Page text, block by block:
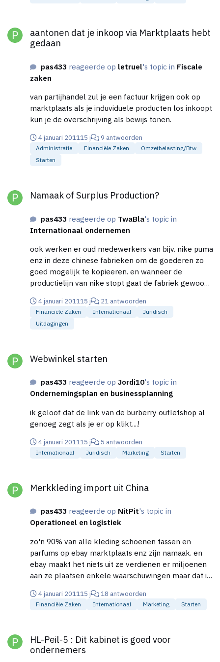
aantonen dat je inkoop via Marktplaats hebt
gedaan
pas433 reageerde op letruel's topic in Fiscale
zaken
van partijhandel zul je een factuur krijgen ook op
marktplaats als je induviduele producten los inkoopt
kun je de overschrijving als bewijs tonen.
4 januari 201115 j 9 antwoorden
Administratie Financiële Zaken
Omzetbelasting/btw
Starten
Namaak of Surplus Production?
pas433 reageerde op TwaBla's topic in
Internationaal ondernemen
ook werken er oud medewerkers van bijv. nike puma
enz in deze chinese fabrieken om de goederen zo
goed mogelijk te kopieeren. en wanneer de
productielijn van nike stopt gaat de fabriek gewoon
zonder tussenkomst van de grote merken op de
markt. zo is namaak bijna niet meer te
onderscheiden van origineel. want de namaak komt
4 januari 201115 j 21 antwoorden
Financiële Zaken Internationaal
Juridisch
Uitdagingen
Webwinkel starten
pas433 reageerde opJordi10's topic in
Ondernemingsplan en businessplanning
ik geloof dat de link van de burberry outletshop al
genoeg zegt als je er op klikt....!
4 januari 201115 j 5 antwoorden
Internationaal Juridisch Marketing Starten
Merkkleding import uit China
pas433 reageerde op NitPit's topic in
Operationeel en logistiek
zo'n 90% van alle kleding schoenen tassen en
parfums op ebay marktplaats enz zijn namaak. en
ebay maakt het niets uit ze verdienen er miljoenen
aan ze plaatsen enkele waarschuwingen maar dat is
daadwerkelijk iets aan doen als ze werkelijk alle
namaak producten willen verwijderen blijft er bijna
wat er verkocht word zolang hun er maar aan
kunnen verdienen.het probleem is dat veel mensen
4 januari 201115 j 18 antwoorden
Financiële Zaken Internationaal Marketing Starten
HL-Peil-5 : Dit kabinet is goed voor
ondernemers